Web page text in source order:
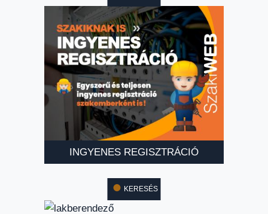
INGYENES REGISZTRÁCIÓ
KERESÉS